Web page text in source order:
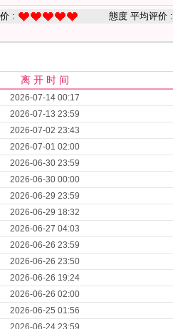
:
態度 平均评价 :
离 开 时 间
2026-07-14 00:17
2026-07-13 23:59
2026-07-02 23:43
2026-07-01 02:00
2026-06-30 23:59
2026-06-30 00:00
2026-06-29 23:59
2026-06-29 18:32
2026-06-27 04:03
2026-06-26 23:59
2026-06-26 23:50
2026-06-26 19:24
2026-06-26 02:00
2026-06-25 01:56
2026-06-24 23:59